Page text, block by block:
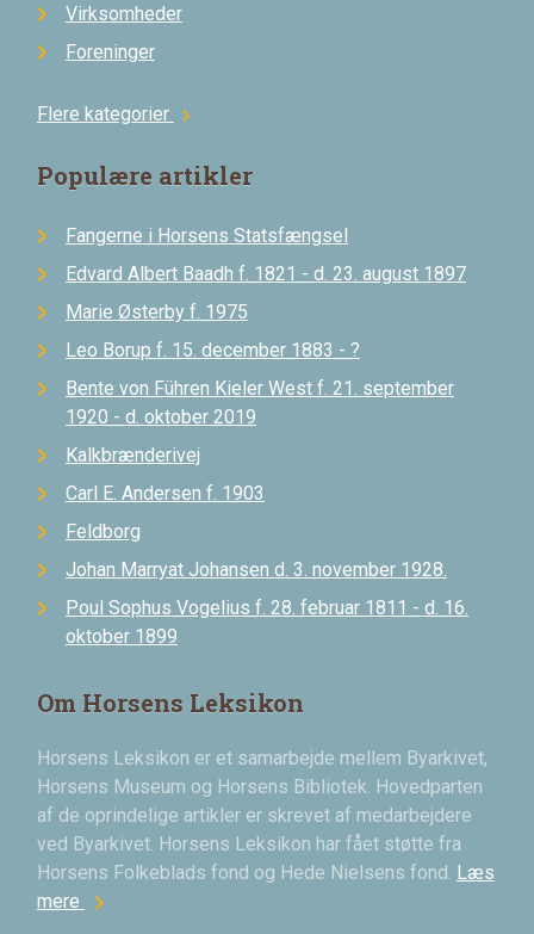
Virksomheder
Foreninger
Flere kategorier chevron_right
Populære artikler
Fangerne i Horsens Statsfængsel
Edvard Albert Baadh f. 1821 - d. 23. august 1897
Marie Østerby f. 1975
Leo Borup f. 15. december 1883 - ?
Bente von Führen Kieler West f. 21. september
1920 - d. oktober 2019
Kalkbrænderivej
Carl E. Andersen f. 1903
Feldborg
Johan Marryat Johansen d. 3. november 1928.
Poul Sophus Vogelius f. 28. februar 1811 - d. 16.
oktober 1899
Om Horsens Leksikon
Horsens Leksikon er et samarbejde mellem Byarkivet,
Horsens Museum og Horsens Bibliotek. Hovedparten
af de oprindelige artikler er skrevet af medarbejdere
ved Byarkivet. Horsens Leksikon har fået støtte fra
Horsens Folkeblads fond og Hede Nielsens fond. Læs
mere chevron_right